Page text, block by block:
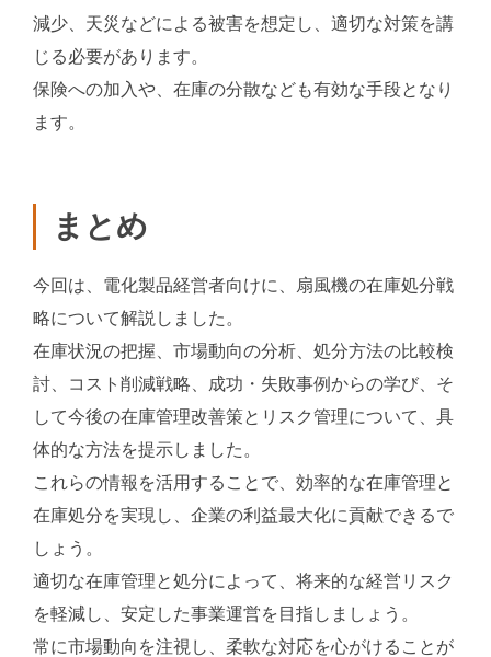
減少、天災などによる被害を想定し、適切な対策を講
じる必要があります。
保険への加入や、在庫の分散なども有効な手段となり
ます。
まとめ
今回は、電化製品経営者向けに、扇風機の在庫処分戦
略について解説しました。
在庫状況の把握、市場動向の分析、処分方法の比較検
討、コスト削減戦略、成功・失敗事例からの学び、そ
して今後の在庫管理改善策とリスク管理について、具
体的な方法を提示しました。
これらの情報を活用することで、効率的な在庫管理と
在庫処分を実現し、企業の利益最大化に貢献できるで
しょう。
適切な在庫管理と処分によって、将来的な経営リスク
を軽減し、安定した事業運営を目指しましょう。
常に市場動向を注視し、柔軟な対応を心がけることが